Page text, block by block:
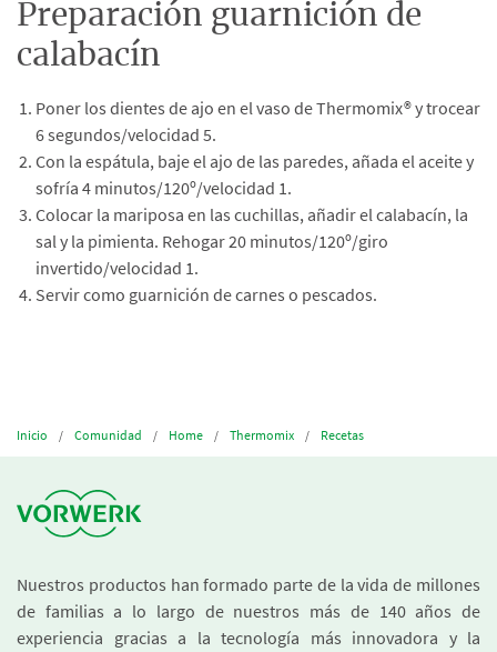
Preparación guarnición de
calabacín
Poner los dientes de ajo en el vaso de Thermomix® y trocear
6 segundos/velocidad 5.
Con la espátula, baje el ajo de las paredes, añada el aceite y
sofría 4 minutos/120º/velocidad 1.
Colocar la mariposa en las cuchillas, añadir el calabacín, la
sal y la pimienta. Rehogar 20 minutos/120º/giro
invertido/velocidad 1.
Servir como guarnición de carnes o pescados.
Inicio Comunidad Home Thermomix Recetas
Nuestros productos han formado parte de la vida de millones
de familias a lo largo de nuestros más de 140 años de
experiencia gracias a la tecnología más innovadora y la